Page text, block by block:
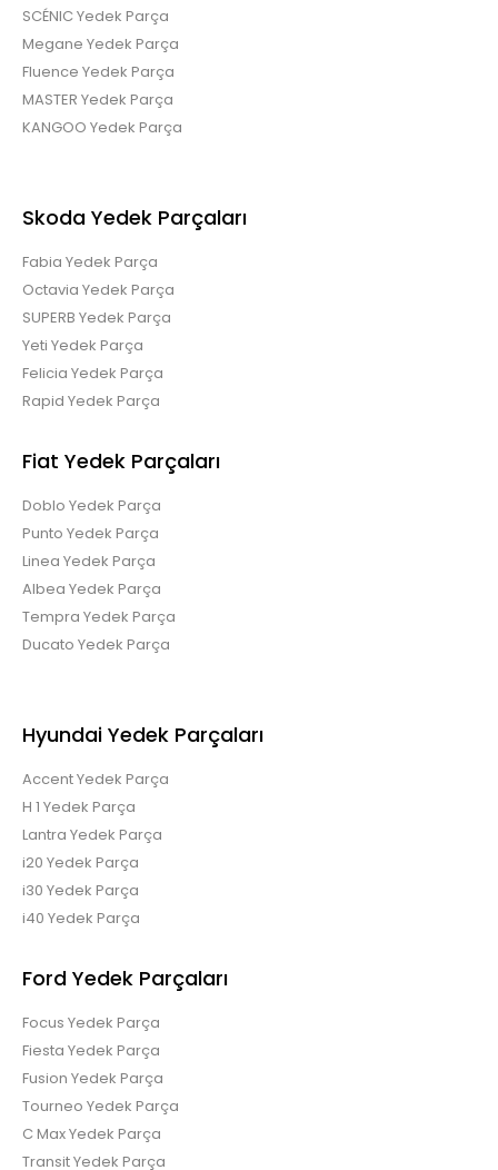
RENAULT SCENİC 3 ÖN TAMPON 620222347R
RENAULT SCENİC 3 ÖN TAMPON 620222347R..
RENAULT SCENİC 3 SAĞ SOL GÜNDÜZ LEDİ 266003279R
Renault Scenic 3 sağ stop 265500014r
SCÉNIC Yedek Parça
Megane Yedek Parça
Fluence Yedek Parça
MASTER Yedek Parça
KANGOO Yedek Parça
Skoda Yedek Parçaları
Fabia Yedek Parça
Octavia Yedek Parça
SUPERB Yedek Parça
Yeti Yedek Parça
Felicia Yedek Parça
Rapid Yedek Parça
Fiat Yedek Parçaları
Doblo Yedek Parça
Punto Yedek Parça
Linea Yedek Parça
Albea Yedek Parça
Tempra Yedek Parça
Ducato Yedek Parça
Hyundai Yedek Parçaları
Accent Yedek Parça
H 1 Yedek Parça
Lantra Yedek Parça
i20 Yedek Parça
i30 Yedek Parça
i40 Yedek Parça
Ford Yedek Parçaları
Focus Yedek Parça
Fiesta Yedek Parça
Fusion Yedek Parça
Tourneo Yedek Parça
C Max Yedek Parça
Transit Yedek Parça